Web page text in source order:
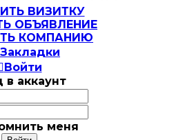
ВИЗИТКУ
ОБЪЯВЛЕНИЕ
КОМПАНИЮ
Закладки
Войти
в аккаунт
меня